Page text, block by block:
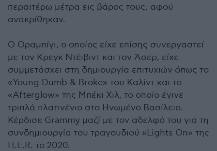
περαιτέρω μέτρα εις βάρος τους, αφού
ανακρίθηκαν.
Ο Οραμπίγι, ο οποίος είχε επίσης συνεργαστεί
με τον Κρεγκ Ντέιβιντ και τον Άσερ, είχε
συμμετάσχει στη δημιουργία επιτυχιών όπως το
«Young Dumb & Broke» του Καλίντ και το
«Afterglow» της Μπέκι Χιλ, το οποίο έγινε
τριπλά πλατινένιο στο Ηνωμένο Βασίλειο.
Κέρδισε Grammy μαζί με τον αδελφό του για τη
συνδημιουργία του τραγουδιού «Lights On» της
H.E.R. το 2020.